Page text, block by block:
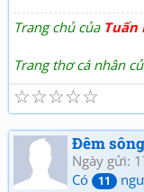
Trang chủ của Tuấn
Trang thơ cá nhân
☆
☆
☆
☆
☆
Đêm
Ngày gửi:
Có
11